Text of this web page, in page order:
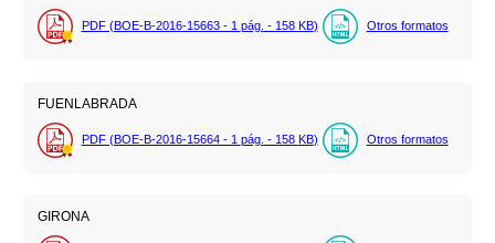
PDF (BOE-B-2016-15663 - 1 pág. - 158 KB) Otros formatos
FUENLABRADA
PDF (BOE-B-2016-15664 - 1 pág. - 158 KB) Otros formatos
GIRONA